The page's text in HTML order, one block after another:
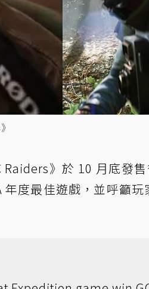
》於 10 月底發
年度最佳遊戲，並呼籲